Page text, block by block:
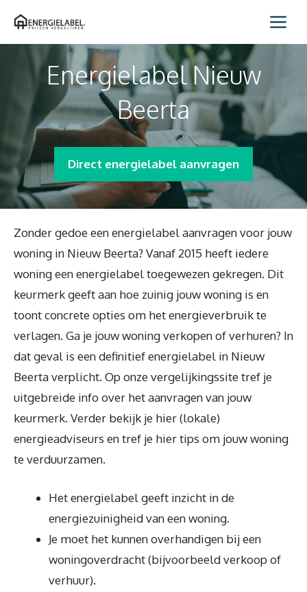
naar
Energielabel Nieuw
Beerta
Direct energielabel aanvragen
Zonder gedoe een energielabel aanvragen voor jouw
woning in Nieuw Beerta? Vanaf 2015 heeft iedere
woning een energielabel toegewezen gekregen. Dit
keurmerk geeft aan hoe zuinig jouw woning is en
toont concrete opties om het energieverbruik te
verlagen. Ga je jouw woning verkopen of verhuren? In
dat geval is een definitief energielabel in Nieuw
Beerta verplicht. Op onze vergelijkingssite tref je
uitgebreide info over het aanvragen van jouw
keurmerk. Verder bekijk je hier (lokale)
energieadviseurs en tref je hier tips om jouw woning
te verduurzamen.
Het energielabel geeft inzicht in de
energiezuinigheid van een woning.
Je moet het kunnen overhandigen bij een
woningoverdracht (bijvoorbeeld verkoop of
verhuur).